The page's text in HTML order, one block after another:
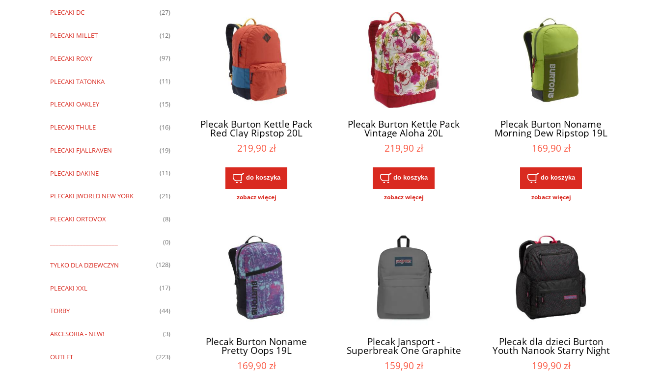
PLECAKI DC (27)
PLECAKI MILLET (12)
PLECAKI ROXY (97)
PLECAKI TATONKA (11)
PLECAKI OAKLEY (15)
PLECAKI THULE (16)
PLECAKI FJALLRAVEN (19)
PLECAKI DAKINE (11)
PLECAKI JWORLD NEW YORK (21)
PLECAKI ORTOVOX (8)
(0)
TYLKO DLA DZIEWCZYN (128)
PLECAKI XXL (17)
TORBY (44)
AKCESORIA - NEW! (3)
OUTLET (223)
Plecak Burton Kettle Pack
Red Clay Ripstop 20L
219,90 zł
do koszyka
zobacz więcej
Plecak Burton Kettle Pack
Vintage Aloha 20L
219,90 zł
do koszyka
zobacz więcej
Plecak Burton Noname
Morning Dew Ripstop 19L
169,90 zł
do koszyka
zobacz więcej
Plecak Burton Noname
Pretty Oops 19L
169,90 zł
Plecak Jansport -
Superbreak One Graphite
Grey 26L 2025
159,90 zł
Plecak dla dzieci Burton
Youth Nanook Starry Night
Print 28L
199,90 zł